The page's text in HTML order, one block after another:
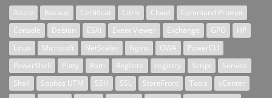
Azure Backup Certificat Citrix Cloud
Command Prompt
Console
Debian ESXi Event Viewer Exchange GPO
HP
Linux
Microsoft NetScaler Nginx OWA
PowerCLI
PowerShell
Putty Ram Registre registry Script
Service
Shell
Sophos UTM SSH SSL StoreFront Tools
vCenter